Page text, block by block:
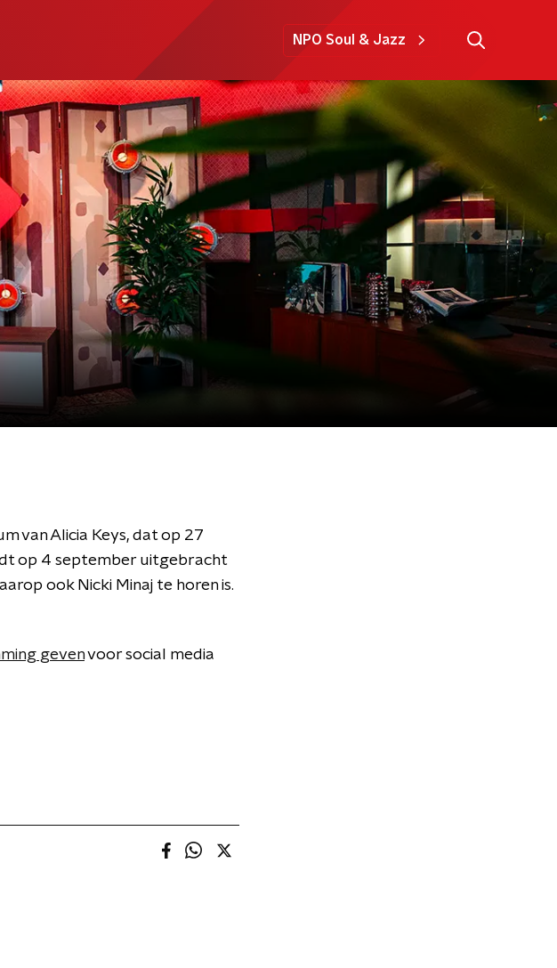
NPO Soul & Jazz
van Alicia Keys, dat op 27
op 4 september uitgebracht
ook Nicki Minaj te horen is.
gevenvoor social media